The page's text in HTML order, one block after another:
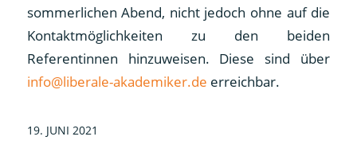
sommerlichen Abend, nicht jedoch ohne auf die
Kontaktmöglichkeiten zu den beiden
Referentinnen hinzuweisen. Diese sind über
info@liberale-akademiker.de erreichbar.
19. JUNI 2021